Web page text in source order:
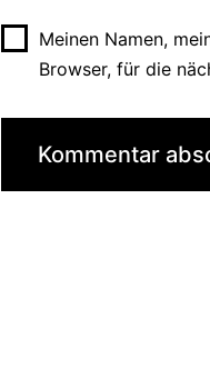
Meinen Namen,
Browser, für die